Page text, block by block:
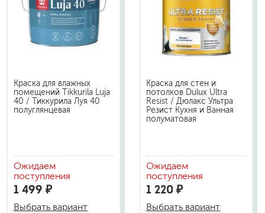
Краска для влажных
помещений Tikkurila Luja
40 / Тиккурила Луя 40
полуглянцевая
Ожидаем
поступления
1 499 ₽
Выбрать вариант
Краска для стен и
потолков Dulux Ultra
Resist / Дюлакс Ультра
Резист Кухня и Ванная
полуматовая
Ожидаем
поступления
1 220 ₽
Выбрать вариант